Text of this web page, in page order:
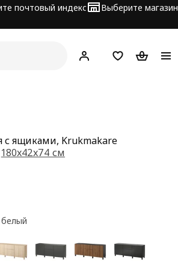
почтовый индекс Выберите магазин
Hej! ВойтиСписокКорзина
с ящиками, Krukmakare
180x42x74 см